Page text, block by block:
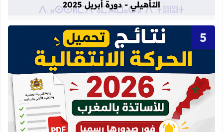
التأهيلي - دورة أبريل 2025
قراءة المزيد عن نتائج الحركة